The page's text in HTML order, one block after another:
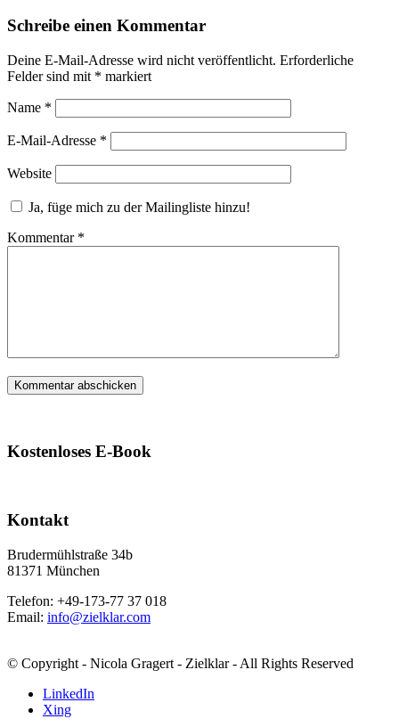
Schreibe einen Kommentar
Deine E-Mail-Adresse wird nicht veröffentlicht. Erforderliche
Felder sind mit * markiert
Name *
E-Mail-Adresse *
Website
Ja, füge mich zu der Mailingliste hinzu!
Kommentar *
Kostenloses E-Book
Kontakt
Brudermühlstraße 34b
81371 München
Telefon: +49-173-77 37 018
Email: info@zielklar.com
© Copyright - Nicola Gragert - Zielklar - All Rights Reserved
LinkedIn
Xing